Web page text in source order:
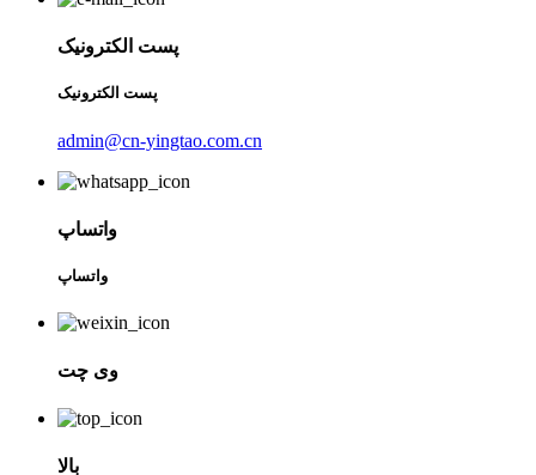
پست الکترونیک
پست الکترونیک
admin@cn-yingtao.com.cn
واتساپ
واتساپ
وی چت
بالا